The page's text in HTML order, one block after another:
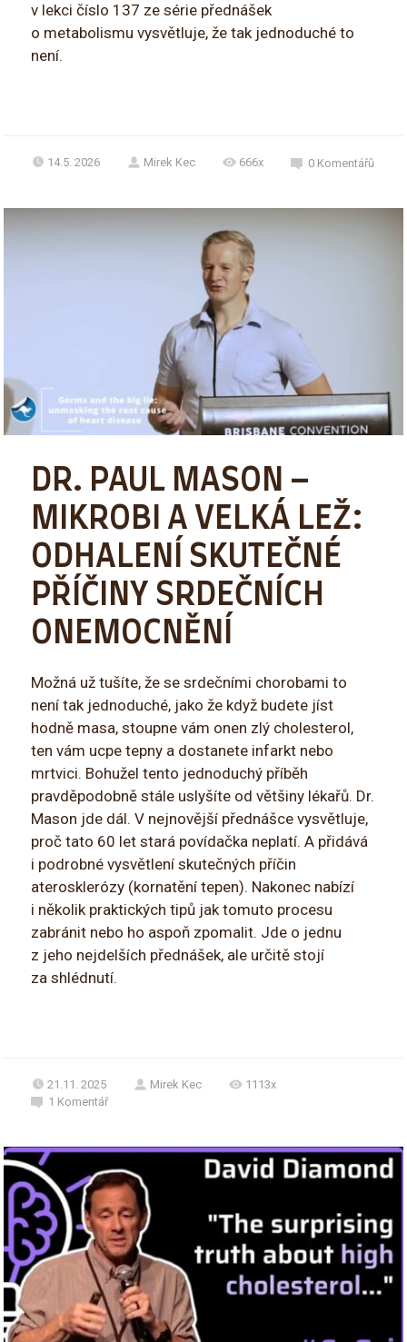
v lekci číslo 137 ze série přednášek
o metabolismu vysvětluje, že tak jednoduché to
není.
14.5. 2026 Mirek Kec 666x 0 Komentářů
DR. PAUL MASON –
MIKROBI A VELKÁ LEŽ:
ODHALENÍ SKUTEČNÉ
PŘÍČINY SRDEČNÍCH
ONEMOCNĚNÍ
Možná už tušíte, že se srdečními chorobami to
není tak jednoduché, jako že když budete jíst
hodně masa, stoupne vám onen zlý cholesterol,
ten vám ucpe tepny a dostanete infarkt nebo
mrtvici. Bohužel tento jednoduchý příběh
pravděpodobně stále uslyšíte od většiny lékařů. Dr.
Mason jde dál. V nejnovější přednášce vysvětluje,
proč tato 60 let stará povídačka neplatí. A přidává
i podrobné vysvětlení skutečných příčin
aterosklerózy (kornatění tepen). Nakonec nabízí
i několik praktických tipů jak tomuto procesu
zabránit nebo ho aspoň zpomalit. Jde o jednu
z jeho nejdelších přednášek, ale určitě stojí
za shlédnutí.
21.11. 2025 Mirek Kec
1113x
1 Komentář